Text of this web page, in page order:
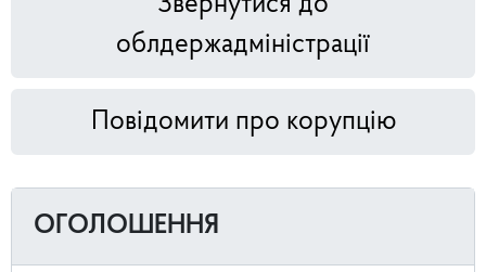
облдержадміністрації
Повідомити про корупцію
ОГОЛОШЕННЯ